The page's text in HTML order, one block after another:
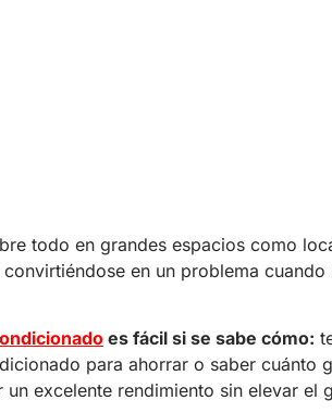
todo en grandes espacios como
en un problema
es fácil si se sabe cómo:
para ahorrar o saber cuánto
excelente rendimiento sin elevar el